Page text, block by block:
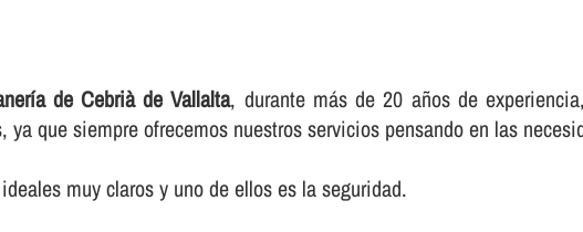
de Cebrià de Vallalta, durante más de 20 años de
ya que siempre ofrecemos nuestros servicios pensando en las
muy claros y uno de ellos es la seguridad.